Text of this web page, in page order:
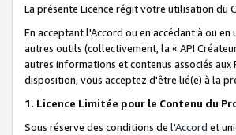
La présente Licence régit votre utilisation du
En acceptant l'Accord ou en accédant à ou
autres outils (collectivement, la « API
autres informations et contenus associés aux
disposition, vous acceptez d'être lié(e) à la
1. Licence Limitée pour le Contenu du
Sous réserve des conditions de l'Accord et